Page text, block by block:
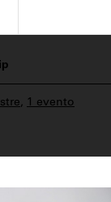
, 1 evento